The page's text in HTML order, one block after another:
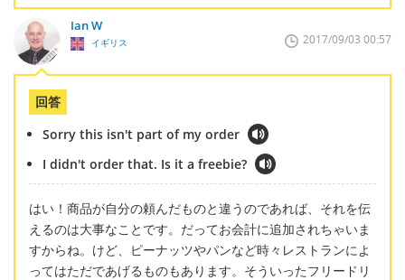
Ian W
イギリス 2017/09/03 00:57
回答
Sorry this isn't part of my order
I didn't order that. Is it a freebie?
はい！商品が自分の頼んだものと違うのであれば、それを伝
えるのは大事なことです。だってお会計に追加されちゃいま
すからね。けど、ピーナッツやパンなど時々レストランによ
ってはただであげるものもあります。そういったフリードリ